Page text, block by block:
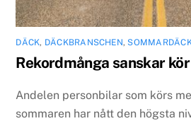
DÄCK, DÄCKBRANSCHEN,
Rekordmånga sanskar
Andelen personbilar som körs
sommaren har nått den högsta